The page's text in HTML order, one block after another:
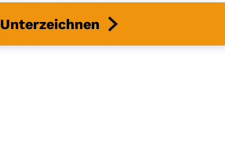
Unterzeichnen